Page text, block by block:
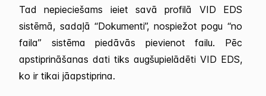
Tad nepieciešams ieiet savā profilā VID EDS
sistēmā, sadaļā “Dokumenti”, nospiežot pogu “no
faila” sistēma piedāvās pievienot failu. Pēc
apstiprināšanas dati tiks augšupielādēti VID EDS,
ko ir tikai jāapstiprina.